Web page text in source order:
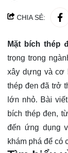
CHIA SẺ:
Mặt bích thép
trọng trong
xây dựng và cơ
thép đen đã trở
lớn nhỏ. Bài
bích thép đen,
đến ứng dụng
khám phá để có